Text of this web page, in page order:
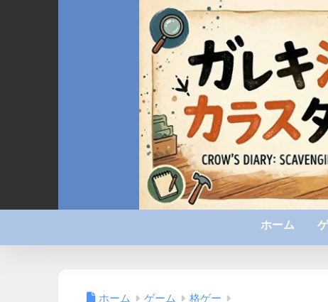
ホーム
ホーム ゲーム 格ゲー